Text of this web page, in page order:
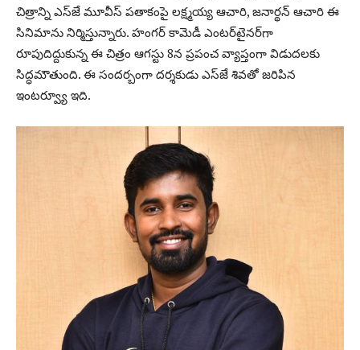
చిత్రాన్ని ఎస్‌జే మూవీస్‌ పతాకంపై లక్ష్మయ్య ఆచారి, జనార్థన్‌ ఆచారి ఈ
సినిమాను నిర్మిస్తున్నారు. హంగర్‌ కామెడీ ఎంటర్‌టైనర్‌గా
రూపుదిద్దుకున్న ఈ చిత్రం ఆగస్టు 8న ప్రపంచ వ్యాప్తంగా విడుదలకు
సిద్ధమౌతుంది. ఈ సందర్బంగా దర్శకుడు ఎస్‌జే శివతో జరిపిన
ఇంటర్వ్యూ ఇది.